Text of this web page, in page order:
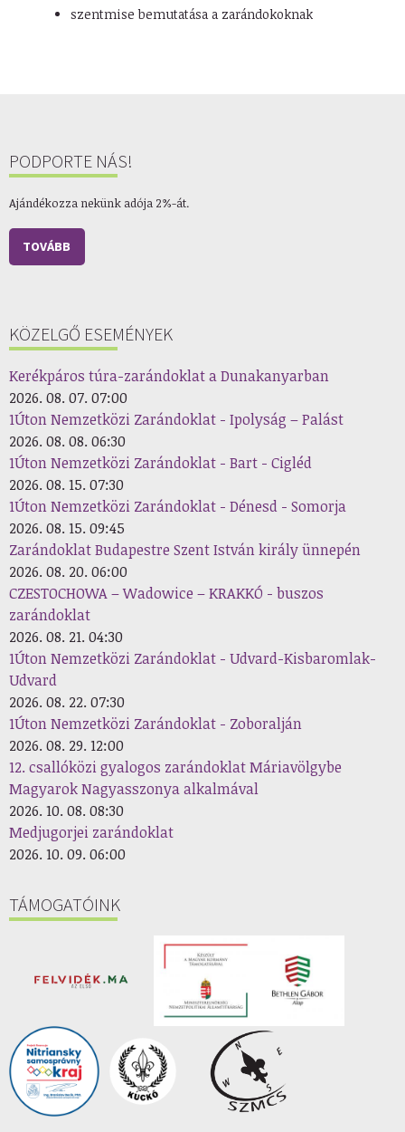
szentmise bemutatása a zarándokoknak
PODPORTE NÁS!
Ajándékozza nekünk adója 2%-át.
TOVÁBB
KÖZELGŐ ESEMÉNYEK
Kerékpáros túra-zarándoklat a Dunakanyarban
2026. 08. 07. 07:00
1Úton Nemzetközi Zarándoklat - Ipolyság – Palást
2026. 08. 08. 06:30
1Úton Nemzetközi Zarándoklat - Bart - Cigléd
2026. 08. 15. 07:30
1Úton Nemzetközi Zarándoklat - Dénesd - Somorja
2026. 08. 15. 09:45
Zarándoklat Budapestre Szent István király ünnepén
2026. 08. 20. 06:00
CZESTOCHOWA – Wadowice – KRAKKÓ - buszos
zarándoklat
2026. 08. 21. 04:30
1Úton Nemzetközi Zarándoklat - Udvard-Kisbaromlak-
Udvard
2026. 08. 22. 07:30
1Úton Nemzetközi Zarándoklat - Zoboralján
2026. 08. 29. 12:00
12. csallóközi gyalogos zarándoklat Máriavölgybe
Magyarok Nagyasszonya alkalmával
2026. 10. 08. 08:30
Medjugorjei zarándoklat
2026. 10. 09. 06:00
TÁMOGATÓINK